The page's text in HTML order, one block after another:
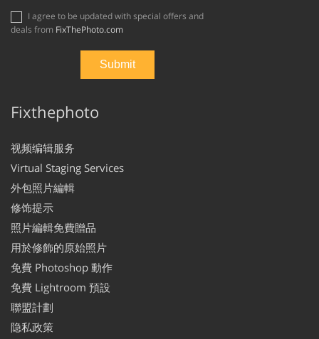
deals from FixThePhoto.com
Fixthephoto
视频编辑服务
Virtual Staging Services
外包照片編輯
修饰提示
照片編輯免費贈品
用於修飾的原始照片
免費 Photoshop 動作
免費 Lightroom 預設
聯盟計劃
隐私政策